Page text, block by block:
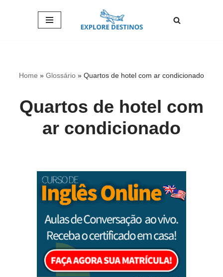
Home » Glossário » Quartos de hotel com ar condicionado
Quartos de hotel com
ar condicionado